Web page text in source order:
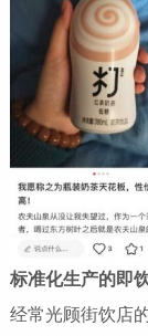
标准化生产的即
经常光顾街饮店